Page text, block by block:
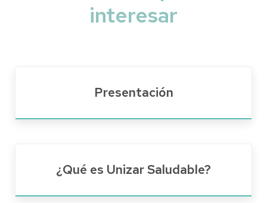
interesar
Presentación
¿Qué es Unizar Saludable?